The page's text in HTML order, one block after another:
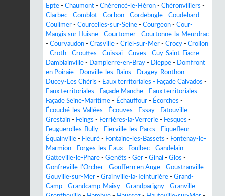
Epte - Chaumont - Chérencé-le-Héron - Chéronvilliers -
Clarbec - Comblot - Corbon - Cordebugle - Coudehard -
Coulimer - Courcelles-sur-Seine - Courgeon - Cour-
Maugis sur Huisne - Courtomer - Courtonne-la-Meurdrac
- Courvaudon - Crasville - Criel-sur-Mer - Crocy - Crollon
- Croth - Crouttes - Cuissai - Cuves - Cuy-Saint-Fiacre -
Damblainville - Dampierre-en-Bray - Dieppe -
Domfront
en Poiraie - Donville-les-Bains - Dragey-Ronthon -
Ducey-Les Chéris - Eaux territoriales - Façade Calvados -
Eaux territoriales - Façade Manche - Eaux territoriales -
Façade Seine-Maritime - Échauffour - Écorches -
Écouché-les-Vallées - Écouves - Essay - Fatouville-
Grestain - Feings - Ferrières-la-Verrerie - Fesques -
Feuguerolles-Bully - Fierville-les-Parcs - Fiquefleur-
Équainville - Fleuré - Fontaine-les-Bassets - Fontenay-le-
Marmion - Forges-les-Eaux - Foulbec - Gandelain -
Gatteville-le-Phare - Genêts - Ger - Ginai - Glos -
Gonfreville-l'Orcher - Gouffern en Auge - Goustranville -
Gouville-sur-Mer - Grainville-la-Teinturière - Grand-
Camp - Grandcamp-Maisy - Grandparigny - Granville -